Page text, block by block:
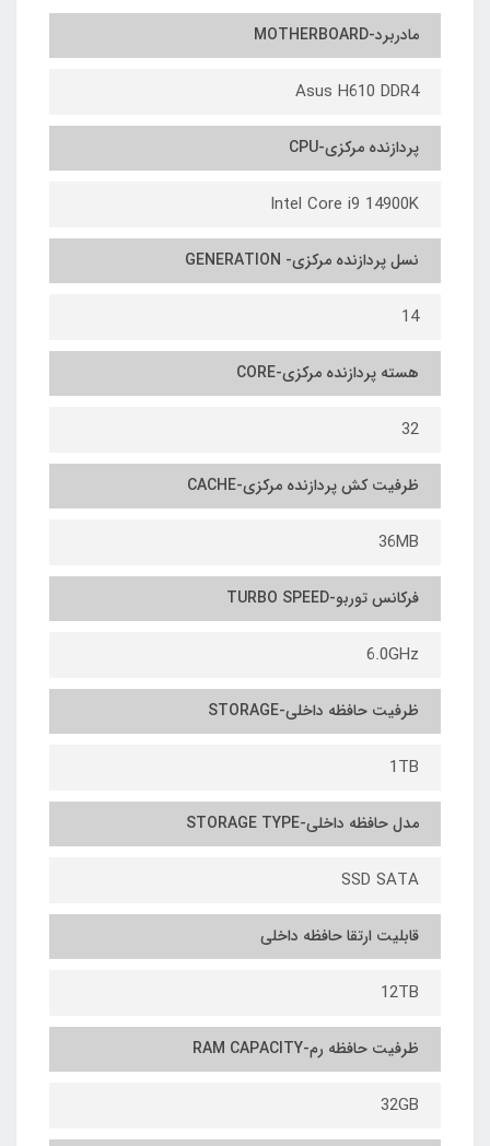
مادربرد-MOTHERBOARD
Asus H610 DDR4
پردازنده مرکزی-CPU
Intel Core i9 14900K
نسل پردازنده مرکزی- GENERATION
14
هسته پردازنده مرکزی-CORE
32
ظرفیت کش پردازنده مرکزی-CACHE
36MB
فرکانس توربو-TURBO SPEED
6.0GHz
ظرفیت حافظه داخلی-STORAGE
1TB
مدل حافظه داخلی-STORAGE TYPE
SSD SATA
قابلیت ارتقا حافظه داخلی
12TB
ظرفیت حافظه رم-RAM CAPACITY
32GB